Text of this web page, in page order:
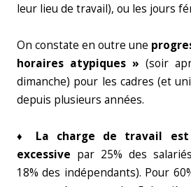
leur lieu de travail), ou les jours
On constate en outre une
horaires atypiques » (soir
dimanche) pour les cadres (et
depuis plusieurs années.
♦ La charge de travail
excessive par 25% des
18% des indépendants). Pour